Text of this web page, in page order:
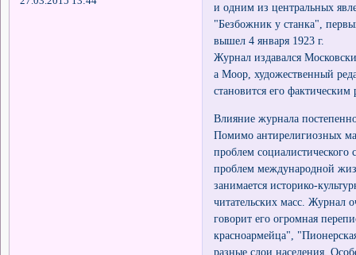
и одним из центральных
"Безбожник у станка",
вышел 4 января 1923 г.
Журнал издавался
а Моор, художественный
становится его фактическим
Влияние журнала
Помимо антирелигиозных
проблем социалистического
проблем международной
занимается историко-
читательских масс. Журнал
говорит его огромная
красноармейца",
разные слои населения.